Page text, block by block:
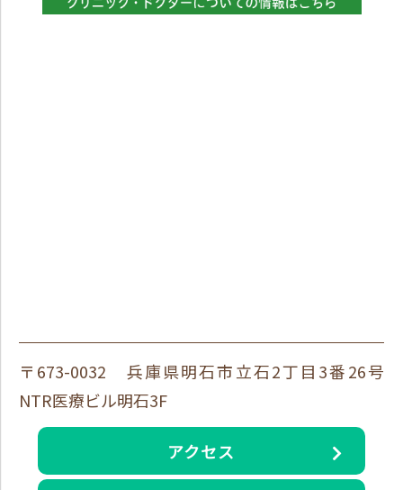
〒673-0032 兵庫県明石市立石2丁目3番26号
NTR医療ビル明石3F
アクセス